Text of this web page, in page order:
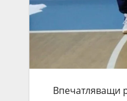
Впечатляващи